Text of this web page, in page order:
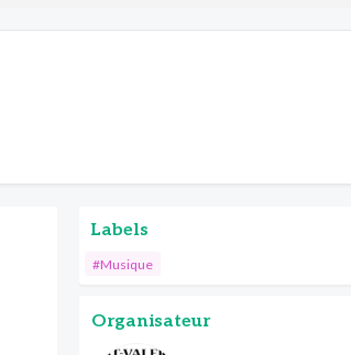
Labels
#Musique
Organisateur